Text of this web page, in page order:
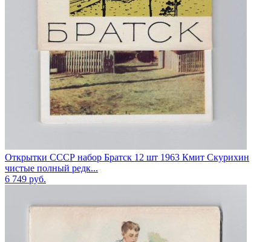
Открытки СССР набор Братск 12 шт 1963 Кмит Скурихин
чистые полный редк...
6 749 руб.